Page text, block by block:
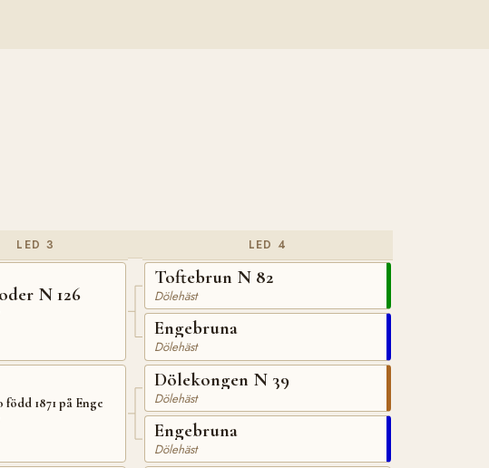
LED 3
N 126
född 1871 på Enge
LED 4
Toftebrun N 82
Dölehäst
Engebruna
Dölehäst
Dölekongen N 39
Dölehäst
Engebruna
Dölehäst